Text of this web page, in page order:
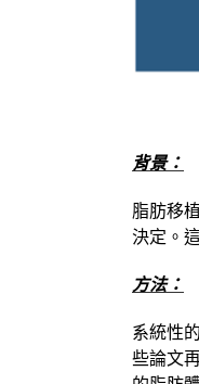
背景：
脂肪移
決定。
方法：
系統性
些論文